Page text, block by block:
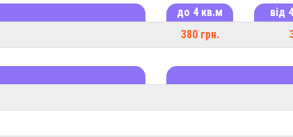
до 4 кв.м від
380 грн.